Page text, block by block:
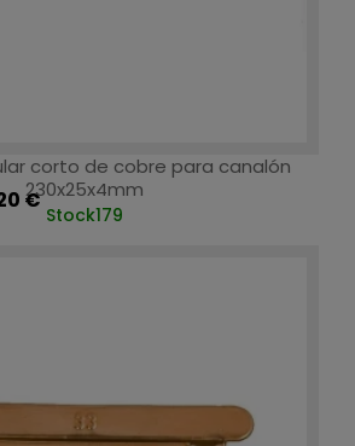
corto de cobre para canalón
230x25x4mm
€
Stock179